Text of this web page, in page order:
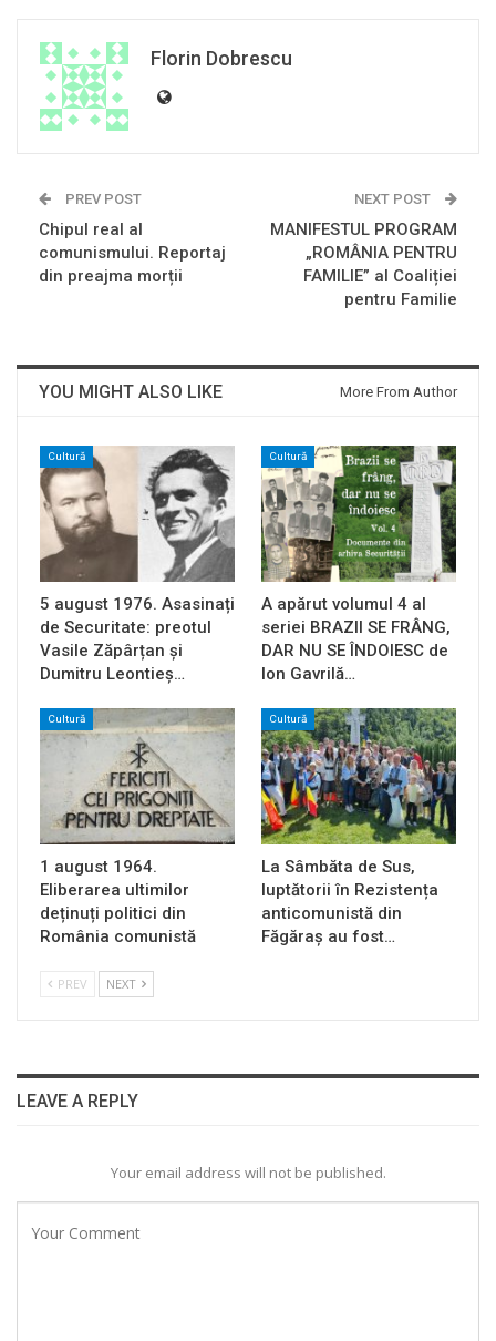
Florin Dobrescu
PREV POST
Chipul real al
comunismului. Reportaj
din preajma morții
NEXT POST
MANIFESTUL PROGRAM
„ROMÂNIA PENTRU
FAMILIE” al Coaliției
pentru Familie
YOU MIGHT ALSO LIKE More From Author
Cultură
5 august 1976. Asasinați
de Securitate: preotul
Vasile Zăpârțan și
Dumitru Leontieș…
Cultură
A apărut volumul 4 al
seriei BRAZII SE FRÂNG,
DAR NU SE ÎNDOIESC de
Ion Gavrilă…
Cultură
1 august 1964.
Eliberarea ultimilor
deținuți politici din
România comunistă
Cultură
La Sâmbăta de Sus,
luptătorii în Rezistența
anticomunistă din
Făgăraș au fost…
PREV NEXT
LEAVE A REPLY
Your email address will not be published.